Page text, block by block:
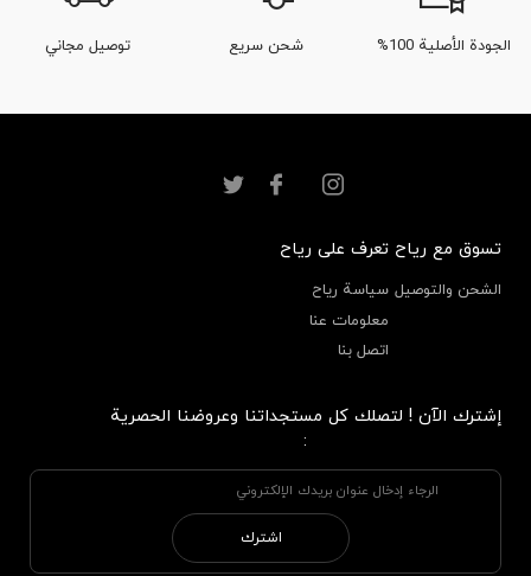
الجودة الأصلية 100% شحن سريع توصيل مجاني
تسوق مع رياح
الشحن والتوصيل
تعرف على رياح
سياسة رياح
معلومات عنا
اتصل بنا
إشترك الآن ! لتصلك كل مستجداتنا وعروضنا الحصرية
:
اشترك